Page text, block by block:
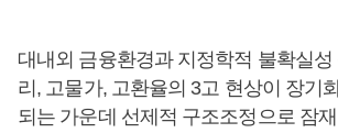
대내외 금융환경과 지정학적 불확실
리, 고물가, 고환율의 3고 현상이 장기
되는 가운데 선제적 구조조정으로 잠